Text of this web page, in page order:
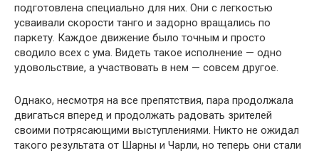
подготовлена специально для них. Они с легкостью
усваивали скорости танго и задорно вращались по
паркету. Каждое движение было точным и просто
сводило всех с ума. Видеть такое исполнение — одно
удовольствие, а участвовать в нем — совсем другое.
Однако, несмотря на все препятствия, пара продолжала
двигаться вперед и продолжать радовать зрителей
своими потрясающими выступлениями. Никто не ожидал
такого результата от Шарны и Чарли, но теперь они стали